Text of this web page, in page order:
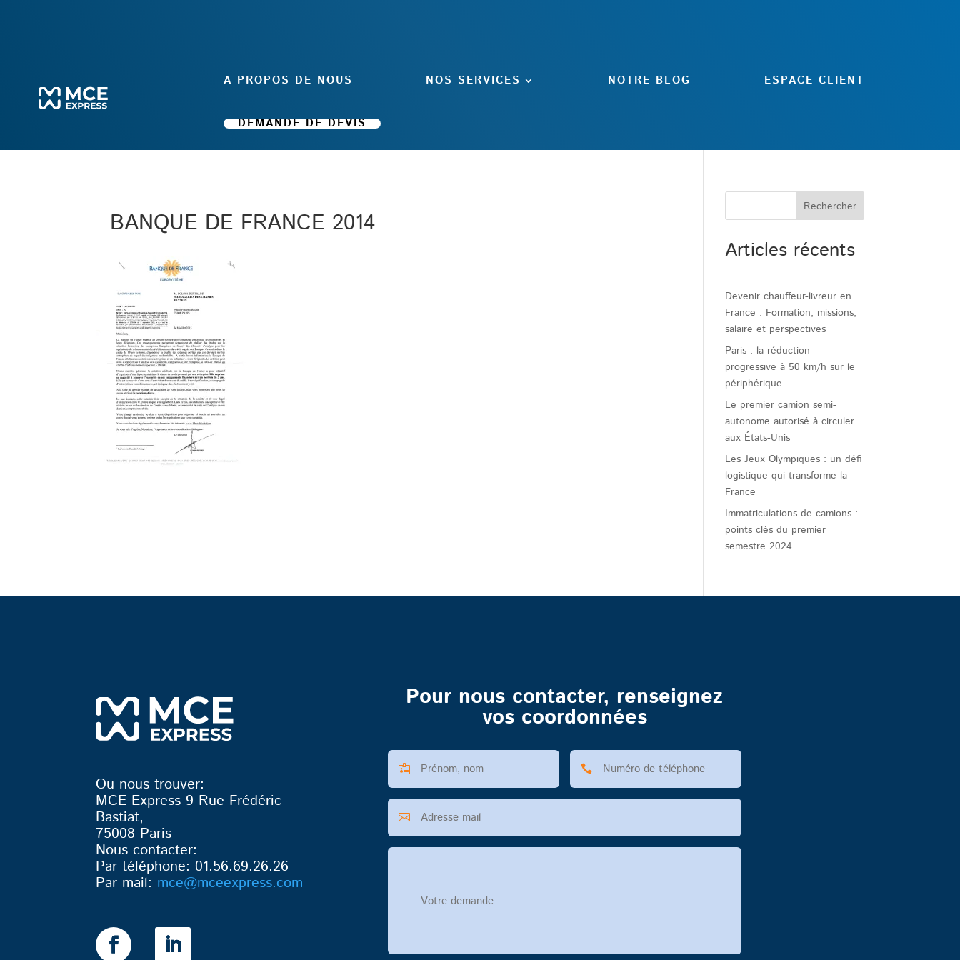
A PROPOS DE NOUS NOS SERVICES NOTRE BLOG ESPACE CLIENT
DEMANDE DE DEVIS
BANQUE DE FRANCE 2014
Rechercher
Articles récents
Devenir chauffeur-livreur en
France : Formation, missions,
salaire et perspectives
Paris : la réduction
progressive à 50 km/h sur le
périphérique
Le premier camion semi-
autonome autorisé à circuler
aux États-Unis
Les Jeux Olympiques : un défi
logistique qui transforme la
France
Immatriculations de camions :
points clés du premier
semestre 2024
Ou nous trouver:
MCE Express 9 Rue Frédéric
Bastiat,
75008 Paris
Nous contacter:
Par téléphone: 01.56.69.26.26
Par mail: mce@mceexpress.com
Pour nous contacter, renseignez
vos coordonnées